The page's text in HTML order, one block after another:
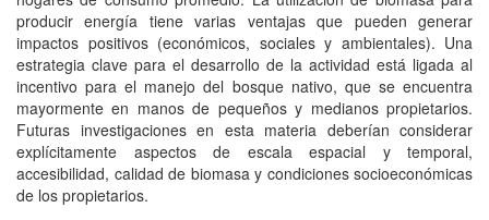
producir energía tiene varias ventajas que pueden generar
impactos positivos (económicos, sociales y ambientales). Una
estrategia clave para el desarrollo de la actividad está ligada al
incentivo para el manejo del bosque nativo, que se encuentra
mayormente en manos de pequeños y medianos propietarios.
Futuras investigaciones en esta materia deberían considerar
explícitamente aspectos de escala espacial y temporal,
accesibilidad, calidad de biomasa y condiciones socioeconómicas
de los propietarios.